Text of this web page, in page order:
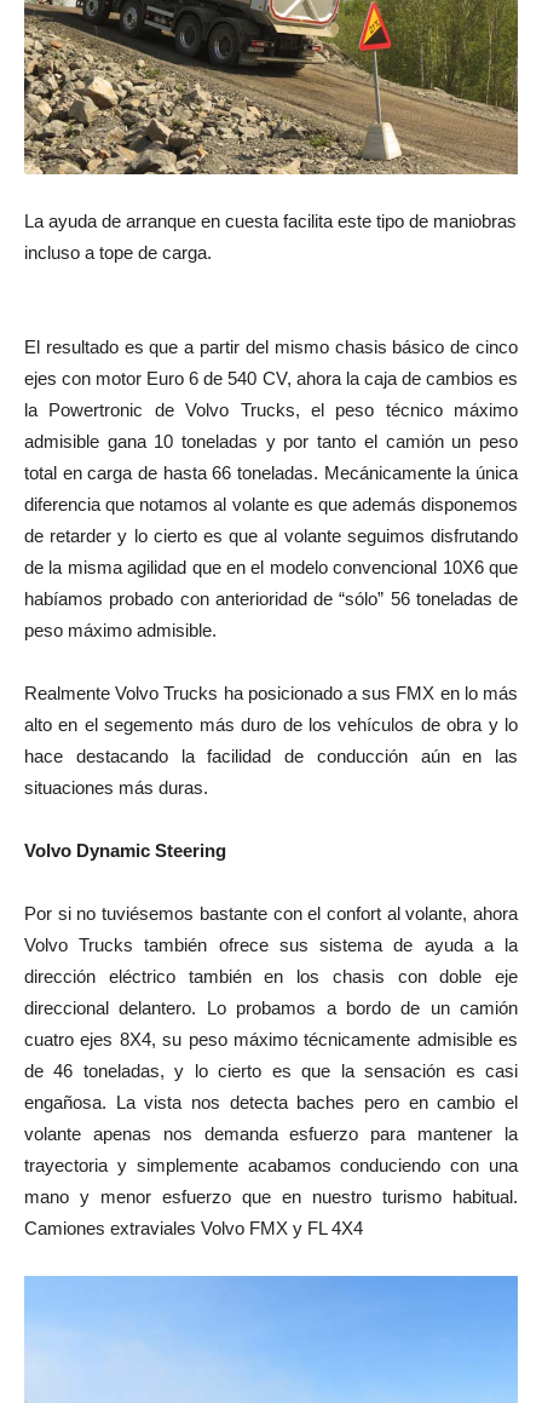
La ayuda de arranque en cuesta facilita este tipo de maniobras
incluso a tope de carga.
El resultado es que a partir del mismo chasis básico de cinco
ejes con motor Euro 6 de 540 CV, ahora la caja de cambios es
la Powertronic de Volvo Trucks, el peso técnico máximo
admisible gana 10 toneladas y por tanto el camión un peso
total en carga de hasta 66 toneladas. Mecánicamente la única
diferencia que notamos al volante es que además disponemos
de retarder y lo cierto es que al volante seguimos disfrutando
de la misma agilidad que en el modelo convencional 10X6 que
habíamos probado con anterioridad de “sólo” 56 toneladas de
peso máximo admisible.
Realmente Volvo Trucks ha posicionado a sus FMX en lo más
alto en el segemento más duro de los vehículos de obra y lo
hace destacando la facilidad de conducción aún en las
situaciones más duras.
Volvo Dynamic Steering
Por si no tuviésemos bastante con el confort al volante, ahora
Volvo Trucks también ofrece sus sistema de ayuda a la
dirección eléctrico también en los chasis con doble eje
direccional delantero. Lo probamos a bordo de un camión
cuatro ejes 8X4, su peso máximo técnicamente admisible es
de 46 toneladas, y lo cierto es que la sensación es casi
engañosa. La vista nos detecta baches pero en cambio el
volante apenas nos demanda esfuerzo para mantener la
trayectoria y simplemente acabamos conduciendo con una
mano y menor esfuerzo que en nuestro turismo habitual.
Camiones extraviales Volvo FMX y FL 4X4